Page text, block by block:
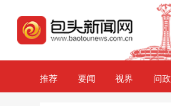
推荐 要闻 视界 问政